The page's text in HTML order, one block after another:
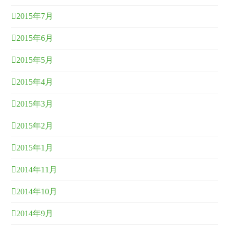
2015年7月
2015年6月
2015年5月
2015年4月
2015年3月
2015年2月
2015年1月
2014年11月
2014年10月
2014年9月